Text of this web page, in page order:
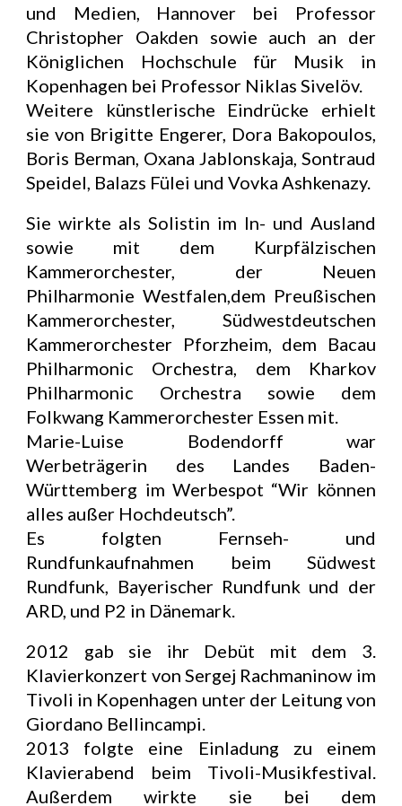
und Medien, Hannover bei Professor
Christopher Oakden sowie auch an der
Königlichen Hochschule für Musik in
Kopenhagen bei Professor Niklas Sivelöv.
Weitere künstlerische Eindrücke erhielt
sie von Brigitte Engerer, Dora Bakopoulos,
Boris Berman, Oxana Jablonskaja, Sontraud
Speidel, Balazs Fülei und Vovka Ashkenazy.
Sie wirkte als Solistin im In- und Ausland
sowie mit dem Kurpfälzischen
Kammerorchester, der Neuen
Philharmonie Westfalen,dem Preußischen
Kammerorchester, Südwestdeutschen
Kammerorchester Pforzheim, dem Bacau
Philharmonic Orchestra, dem Kharkov
Philharmonic Orchestra sowie dem
Folkwang Kammerorchester Essen mit.
Marie-Luise Bodendorff war
Werbeträgerin des Landes Baden-
Württemberg im Werbespot “Wir können
alles außer Hochdeutsch”.
Es folgten Fernseh- und
Rundfunkaufnahmen beim Südwest
Rundfunk, Bayerischer Rundfunk und der
ARD, und P2 in Dänemark.
2012 gab sie ihr Debüt mit dem 3.
Klavierkonzert von Sergej Rachmaninow im
Tivoli in Kopenhagen unter der Leitung von
Giordano Bellincampi.
2013 folgte eine Einladung zu einem
Klavierabend beim Tivoli-Musikfestival.
Außerdem wirkte sie bei dem